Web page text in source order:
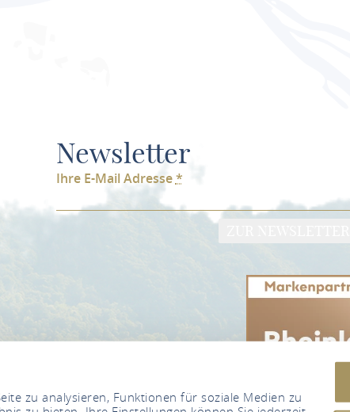
zu analysieren, Funktionen für soziale Medien zu
Newsletter
Ihre E-Mail Adresse*